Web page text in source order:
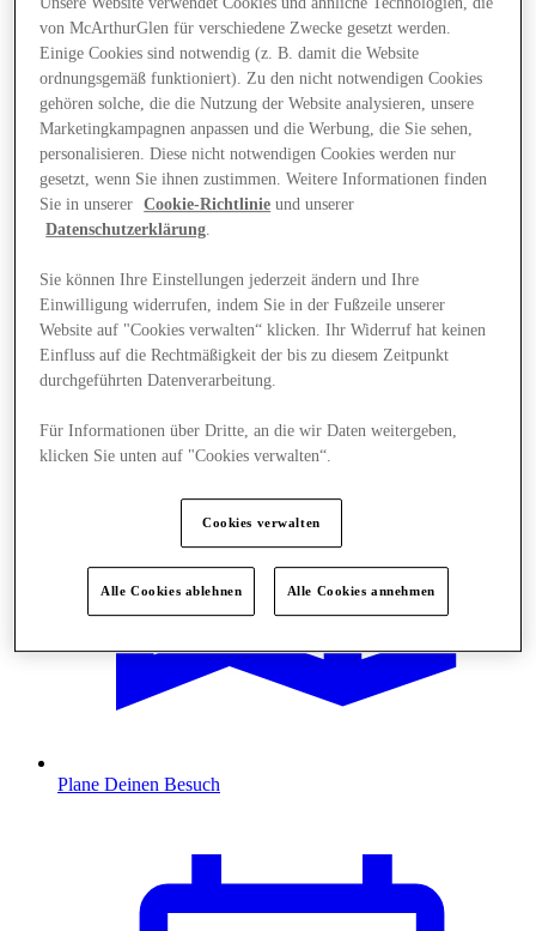
Angebote
Plane Deinen Besuch
von McArthurGlen für verschiedene Zwecke gesetzt werden.
Einige Cookies sind notwendig (z. B. damit die Website
ordnungsgemäß funktioniert). Zu den nicht notwendigen Cookies
gehören solche, die die Nutzung der Website analysieren, unsere
Marketingkampagnen anpassen und die Werbung, die Sie sehen,
personalisieren. Diese nicht notwendigen Cookies werden nur
gesetzt, wenn Sie ihnen zustimmen. Weitere Informationen finden
Sie in unserer
Cookie-Richtlinie und unserer
Datenschutzerklärung.
Sie können Ihre Einstellungen jederzeit ändern und Ihre
Einwilligung widerrufen, indem Sie in der Fußzeile unserer
Website auf "Cookies verwalten“ klicken. Ihr Widerruf hat keinen
Einfluss auf die Rechtmäßigkeit der bis zu diesem Zeitpunkt
durchgeführten Datenverarbeitung.
Für Informationen über Dritte, an die wir Daten weitergeben,
klicken Sie unten auf "Cookies verwalten“.
Cookies verwalten
Alle Cookies ablehnen Alle Cookies annehmen